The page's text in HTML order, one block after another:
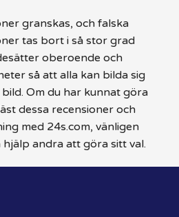
granskas, och falska
tas bort i så stor grad
oberoende och
så att alla kan bilda sig
Om du har kunnat göra
dessa recensioner och
med 24s.com, vänligen
hjälp andra att göra sitt val.